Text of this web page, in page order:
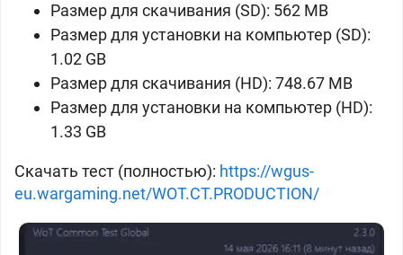
Размер для скачивания (SD): 562 MB
Размер для установки на компьютер (SD):
1.02 GB
Размер для скачивания (HD): 748.67 MB
Размер для установки на компьютер (HD):
1.33 GB
Скачать тест (полностью): https://wgus-
eu.wargaming.net/WOT.CT.PRODUCTION/